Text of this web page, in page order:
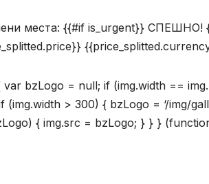
места: {{#if is_urgent}} СПЕШНО!
var bzLogo = null; if (img.width ==
(img.width > 300) { bzLogo = ‘/img/
{ img.src = bzLogo; } } }